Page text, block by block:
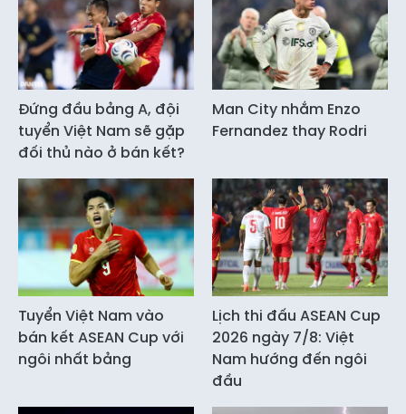
Đứng đầu bảng A, đội
tuyển Việt Nam sẽ gặp
đối thủ nào ở bán kết?
Man City nhắm Enzo
Fernandez thay Rodri
Tuyển Việt Nam vào
bán kết ASEAN Cup với
ngôi nhất bảng
Lịch thi đấu ASEAN Cup
2026 ngày 7/8: Việt
Nam hướng đến ngôi
đầu